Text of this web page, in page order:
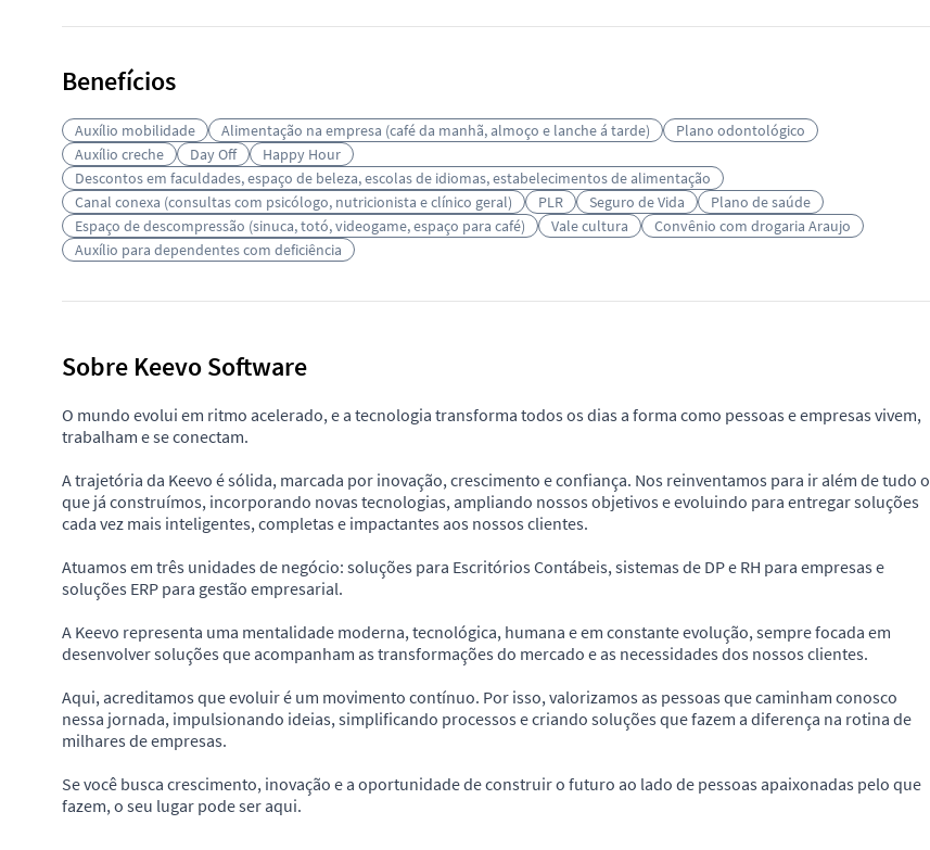
Benefícios
Auxílio mobilidade Alimentação na empresa (café da manhã, almoço e lanche á tarde)
Plano odontológico
Auxílio creche
Day Off
Happy Hour
Descontos em faculdades, espaço de beleza, escolas de idiomas, estabelecimentos de alimentação
Canal conexa (consultas com psicólogo, nutricionista e clínico geral)
PLR Seguro de Vida
Plano de saúde
Espaço de descompressão (sinuca, totó, videogame, espaço para café)
Vale cultura
Convênio com drogaria Araujo
Auxílio para dependentes com deficiência
Sobre Keevo Software
O mundo evolui em ritmo acelerado, e a tecnologia transforma todos os dias a forma como pessoas e empresas vivem,
trabalham e se conectam.
A trajetória da Keevo é sólida, marcada por inovação, crescimento e confiança. Nos reinventamos para ir além de tudo o
que já construímos, incorporando novas tecnologias, ampliando nossos objetivos e evoluindo para entregar soluções
cada vez mais inteligentes, completas e impactantes aos nossos clientes.
Atuamos em três unidades de negócio: soluções para Escritórios Contábeis, sistemas de DP e RH para empresas e
soluções ERP para gestão empresarial.
A Keevo representa uma mentalidade moderna, tecnológica, humana e em constante evolução, sempre focada em
desenvolver soluções que acompanham as transformações do mercado e as necessidades dos nossos clientes.
Aqui, acreditamos que evoluir é um movimento contínuo. Por isso, valorizamos as pessoas que caminham conosco
nessa jornada, impulsionando ideias, simplificando processos e criando soluções que fazem a diferença na rotina de
milhares de empresas.
Se você busca crescimento, inovação e a oportunidade de construir o futuro ao lado de pessoas apaixonadas pelo que
fazem, o seu lugar pode ser aqui.